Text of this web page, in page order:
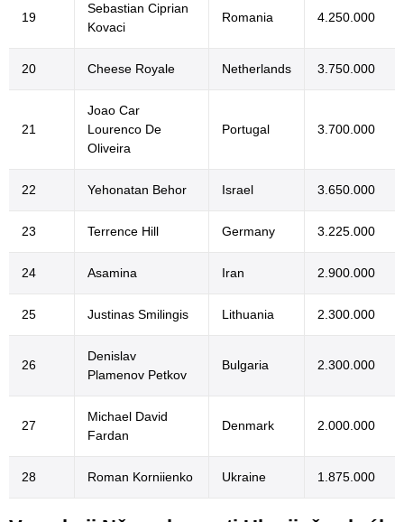
19
Sebastian Ciprian
Kovaci
Romania 4.250.000
20 Cheese Royale Netherlands 3.750.000
21
Joao Car
Lourenco De
Oliveira
Portugal 3.700.000
22 Yehonatan Behor Israel 3.650.000
23 Terrence Hill Germany 3.225.000
24 Asamina Iran 2.900.000
25 Justinas Smilingis Lithuania 2.300.000
26
Denislav
Plamenov Petkov
Bulgaria 2.300.000
27
Michael David
Fardan
Denmark 2.000.000
28 Roman Korniienko Ukraine 1.875.000